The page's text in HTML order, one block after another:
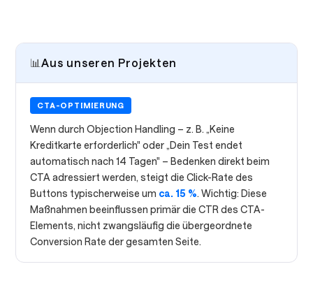
📊Aus unseren Projekten
CTA-OPTIMIERUNG
Wenn durch Objection Handling – z. B. „Keine
Kreditkarte erforderlich" oder „Dein Test endet
automatisch nach 14 Tagen" – Bedenken direkt beim
CTA adressiert werden, steigt die Click-Rate des
Buttons typischerweise um ca. 15 %. Wichtig: Diese
Maßnahmen beeinflussen primär die CTR des CTA-
Elements, nicht zwangsläufig die übergeordnete
Conversion Rate der gesamten Seite.